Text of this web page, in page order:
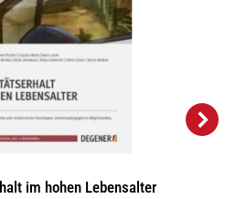
im hohen Lebensalter